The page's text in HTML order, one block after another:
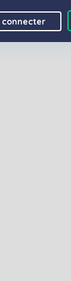
connecter